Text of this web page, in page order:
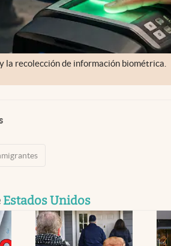
recolección de información biométrica.
Estados Unidos